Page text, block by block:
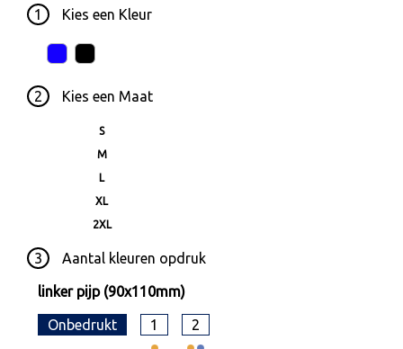
1 Kies een Kleur
2 Kies een Maat
S
M
L
XL
2XL
3 Aantal kleuren opdruk
linker pijp (90x110mm)
Onbedrukt 1 2